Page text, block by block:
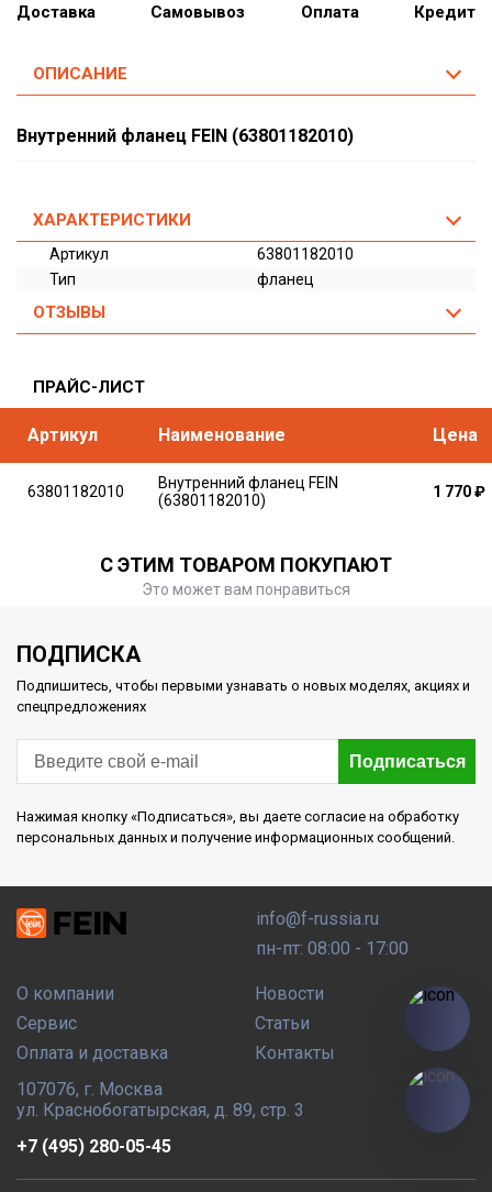
Доставка Самовывоз Оплата Кредит
ОПИСАНИЕ
Внутренний фланец FEIN (63801182010)
ХАРАКТЕРИСТИКИ
Артикул
63801182010
Тип
фланец
ОТЗЫВЫ
ПРАЙС-ЛИСТ
Артикул Наименование Цена
63801182010
Внутренний фланец FEIN
(63801182010)
1 770₽
С ЭТИМ ТОВАРОМ ПОКУПАЮТ
Это может вам понравиться
ПОДПИСКА
Подпишитесь, чтобы первыми узнавать о новых моделях, акциях и
спецпредложениях
Подписаться
Нажимая кнопку «Подписаться», вы даете согласие на обработку
персональных данных и получение информационных сообщений.
О компании
Сервис
Оплата и доставка
Новости
Статьи
Контакты
info@f-russia.ru
пн-пт: 08:00 - 17:00
107076, г. Москва
ул. Краснобогатырская, д. 89, стр. 3
+7 (495) 280-05-45